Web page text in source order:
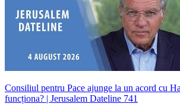
Consiliul pentru Pace ajunge la un acord cu
funcționa? | Jerusalem Dateline 741